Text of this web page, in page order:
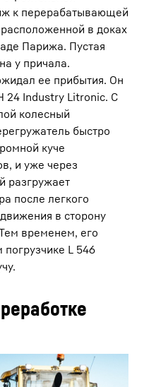
к перерабатывающей
в доках
Парижа. Пустая
у причала.
ее прибытия. Он
24 Industry Litronic. С
колесный
быстро
куче
и уже через
разгружает
после легкого
в сторону
временем, его
L 546